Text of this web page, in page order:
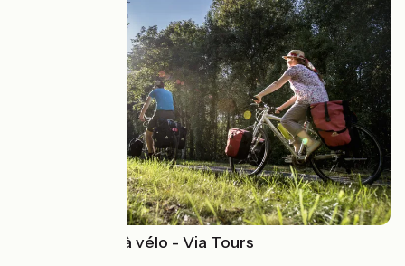
Saint-Jacques à vélo - Via Tours